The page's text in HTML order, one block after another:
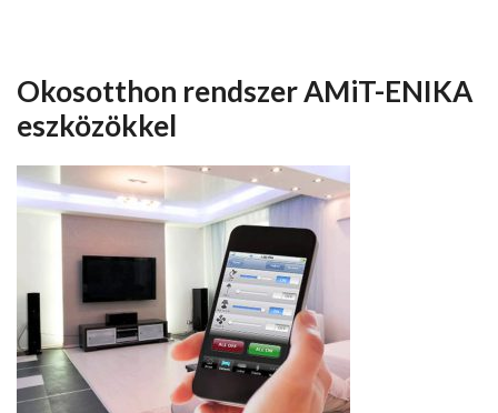
Okosotthon rendszer AMiT-ENIKA
eszközökkel